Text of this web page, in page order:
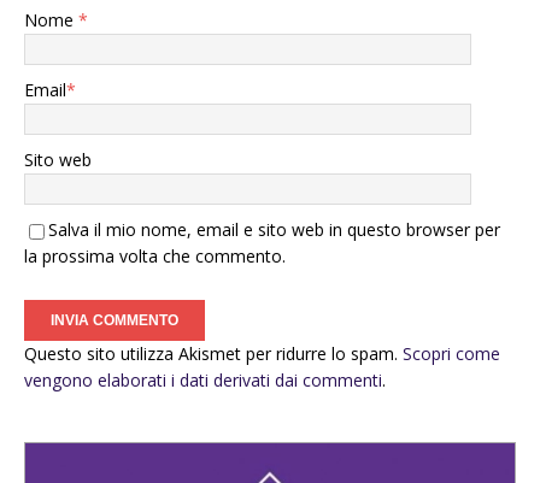
Nome *
Email*
Sito web
Salva il mio nome, email e sito web in questo browser per
la prossima volta che commento.
Questo sito utilizza Akismet per ridurre lo spam. Scopri come
vengono elaborati i dati derivati dai commenti.